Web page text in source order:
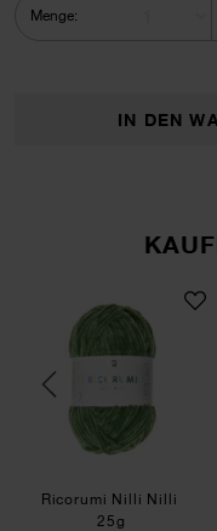
Menge:
IN DEN
Schweinchen und
Ricorumi
Ricorumi Nilli Nilli
25g